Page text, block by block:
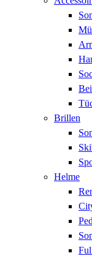
Brillen
Helme